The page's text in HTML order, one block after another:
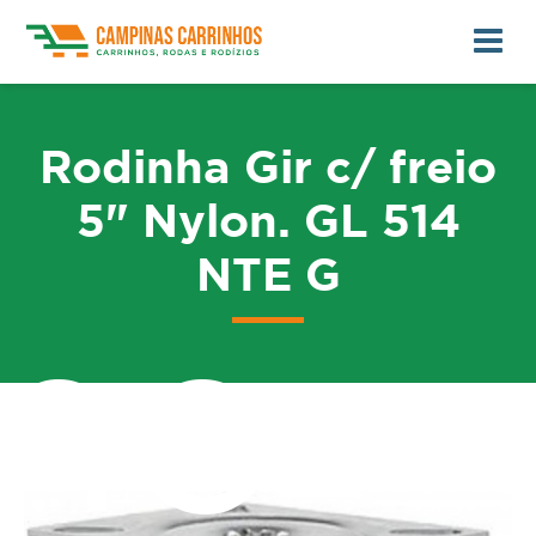
Rodinha Gir c/ freio
5" Nylon. GL 514
NTE G